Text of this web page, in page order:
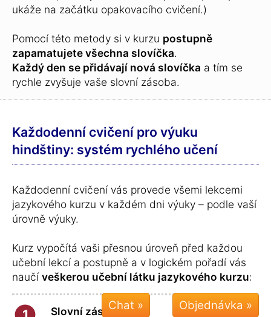
ukáže na začátku opakovacího cvičení.)
Pomocí této metody si v kurzu postupně
zapamatujete všechna slovíčka.
Každý den se přidávají nová slovíčka a tím se
rychle zvyšuje vaše slovní zásoba.
Každodenní cvičení pro výuku
hindštiny: systém rychlého učení
Každodenní cvičení vás provede všemi lekcemi
jazykového kurzu v každém dni výuky – podle vaší
úrovně výuky.
Kurz vypočítá vaši přesnou úroveň před každou
učební lekcí a postupně a v logickém pořadí vás
naučíveškerou učební látku jazykového kurzu:
Slovní zásoba:Chat »